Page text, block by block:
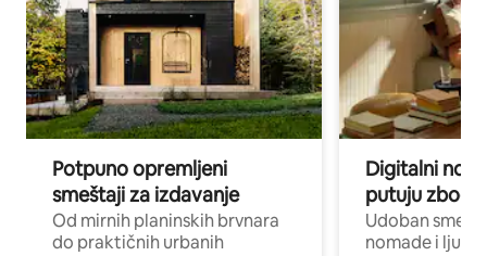
Potpuno opremljeni
smeštaji za izdavanje
Od mirnih planinskih brvnara
do praktičnih urbanih
Digitalni
putuju zbog
Udoban
nomade i ljude